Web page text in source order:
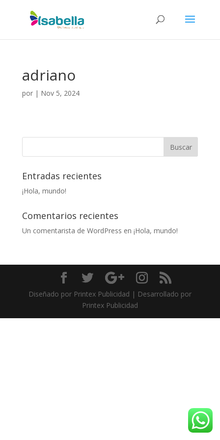
adriano
por | Nov 5, 2024
Entradas recientes
¡Hola, mundo!
Comentarios recientes
Un comentarista de WordPress en ¡Hola, mundo!
Diseñado por Printex Publicidad | Desarrollado por
Printex Publicidad